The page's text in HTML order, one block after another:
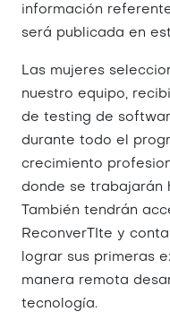
información
será publicada en
Las mujeres
nuestro equipo,
de testing de
durante todo el
crecimiento
donde se trabajarán
También tendrán
ReconverTIte y
lograr sus primeras
manera remota
tecnología.